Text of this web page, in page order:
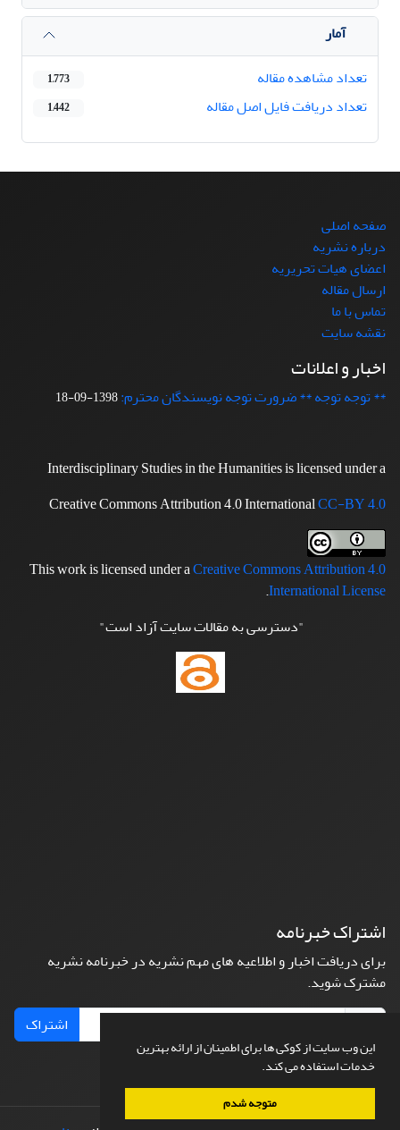
این وب سایت از کوکی ها برای اطمینان از ارائه بهترین
خدمات استفاده می کند.
متوجه شدم
آمار
تعداد مشاهده مقاله
1,773
تعداد دریافت فایل اصل مقاله 1,442
صفحه اصلی
درباره نشریه
اعضای هیات تحریریه
ارسال مقاله
تماس با ما
نقشه سایت
اخبار و اعلانات
** توجه توجه ** ضرورت توجه نویسندگان محترم:1398-09-18
Interdisciplinary Studies in the Humanities is licensed under a
Creative Commons Attribution 4.0 InternationalCC-BY 4.0
This work is licensed under aCreative Commons Attribution 4.0
International License
.
"دسترسی به مقالات سایت آزاد است"
اشتراک خبرنامه
برای دریافت اخبار و اطلاعیه های مهم نشریه در خبرنامه نشریه
مشترک شوید.
اشتراک